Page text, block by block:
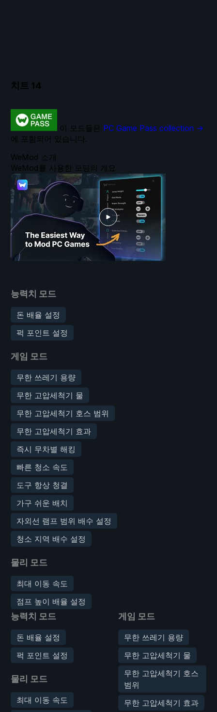
치트 14
능력치 모드
돈 배율 설정
퍽 포인트 설정
게임 모드
무한 쓰레기 용량
무한 고압세척기 물
무한 고압세척기 호스 범위
무한 고압세척기 효과
즉시 무차별 해킹
빠른 청소 속도
도구 항상 청결
가구 쉬운 배치
자외선 램프 범위 배수 설정
청소 지역 배수 설정
물리 모드
최대 이동 속도
점프 높이 배율 설정
능력치 모드
돈 배율 설정
퍽 포인트 설정
물리 모드
최대 이동 속도
게임 모드
무한 쓰레기 용량
무한 고압세척기 물
무한 고압세척기 호스
범위
무한 고압세척기 효과
WeMod 소개
WeMod를 사용한 모딩의 개요
이 모드들은 PC Game Pass collection →
에 포함되어 있습니다.